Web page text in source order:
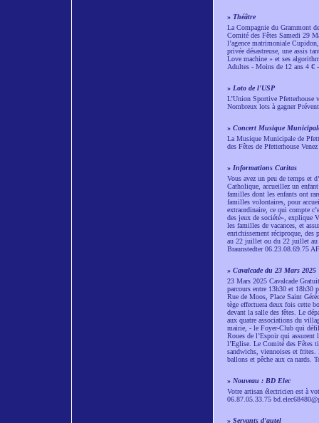
» Théâtre
La Compagnie du Grammont
Comité des Fêtes Samedi 29
l’agence matrimoniale
privée désastreuse, une assis
Love machine » et ses
Adultes - Moins de 12 ans 4 €
» Loto de l'USP
L’Union Sportive Pfetterhouse
Nombreux lots à gagner
» Concert Musique
La Musique Municipale de
des Fêtes de Pfetterhouse
» Informations Caritas
Vous avez un peu de temps et
Catholique, accueillez un
familles dont les enfants ont
familles volontaires, pour
extraordinaire, ce qui compte
des jeux de société», explique
les familles de vacances, et
enrichissement réciproque, des
au 22 juillet ou du 22 juillet au
Braunstedter 06.23.08.69.75
» Cavalcade du 23 Mars 2025
23 Mars 2025 Cavalcade
parcours entre 13h30 et 18h30
Rue de Moos, Place Saint
tège effectuera deux fois cette
devant la salle des fêtes. Le
aux quatre associations du
mairie, - le Foyer-Club qui
Roues de l’Espoir qui
l’Eglise. Le Comité des Fêtes
sandwichs, viennoises et frites.
ballons et pêche aux ca nards.
» Nouveau : BD Elec
Votre artisan électricien est à
06.87.05.33.75
» Servants d'autel